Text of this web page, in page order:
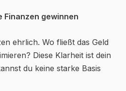
Finanzen gewinnen
ehrlich. Wo fließt das Geld
Diese Klarheit ist dein
du keine starke Basis